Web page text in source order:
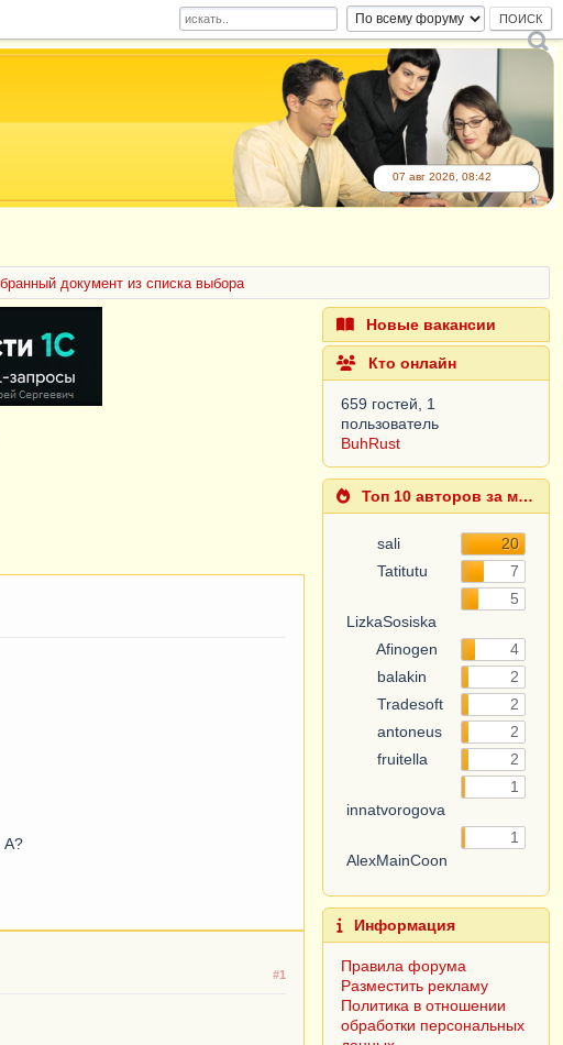
07 авг 2026, 08:42
документ из списка выбора
А?
#1
Новые вакансии
Кто онлайн
659 гостей, 1
пользователь
BuhRust
Топ 10 авторов за месяц
sali
20
Tatitutu
7
LizkaSosiska
5
Afinogen
4
balakin
2
Tradesoft
2
antoneus
2
fruitella
2
innatvorogova
1
AlexMainCoon
1
Информация
Правила форума
Разместить рекламу
Политика в отношении
обработки персональных